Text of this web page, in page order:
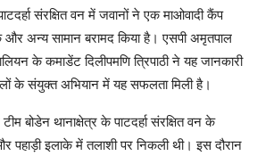
संरक्षित वन में जवानों ने एक माओवादी कैंप
और अन्य सामान बरामद किया है। एसपी अमृतपाल
के कमाडेंट दिलीपमणि त्रिपाठी ने यह जानकारी
के संयुक्त अभियान में यह सफलता मिली है।
बोडेन थानाक्षेत्र के पाटदर्हा संरक्षित वन के
पहाड़ी इलाके में तलाशी पर निकली थी। इस दौरान